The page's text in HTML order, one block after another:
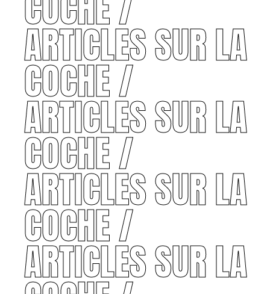
ARTICLES SUR LA
COCHE /
ARTICLES SUR LA
COCHE /
ARTICLES SUR LA
COCHE /
ARTICLES SUR LA